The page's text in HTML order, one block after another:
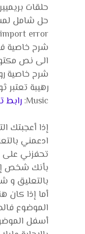
حلقات
error:
شرح خاصية
الى نص
شرح خاصية
رهيبة تعتبر
Music: رابط
إذا أعجبتك
ادعمني
تحفزني على
بأنك شخص
بالتعليق و
أما إذا كان
الموضوع
أسفل